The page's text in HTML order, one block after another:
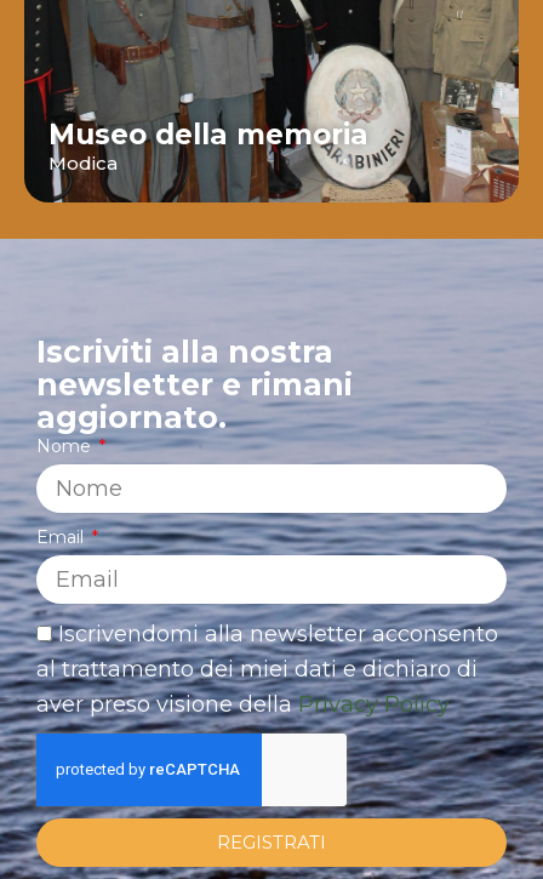
Museo della memoria
Modica
Iscriviti alla nostra
newsletter e rimani
aggiornato.
Nome
Email
Iscrivendomi alla newsletter acconsento
al trattamento dei miei dati e dichiaro di
aver preso visione dellaPrivacy Policy
REGISTRATI